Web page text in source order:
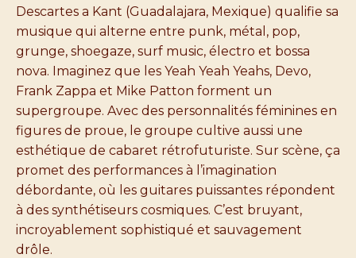
Descartes a Kant (Guadalajara, Mexique) qualifie sa
musique qui alterne entre punk, métal, pop,
grunge, shoegaze, surf music, électro et bossa
nova. Imaginez que les Yeah Yeah Yeahs, Devo,
Frank Zappa et Mike Patton forment un
supergroupe. Avec des personnalités féminines en
figures de proue, le groupe cultive aussi une
esthétique de cabaret rétrofuturiste. Sur scène, ça
promet des performances à l’imagination
débordante, où les guitares puissantes répondent
à des synthétiseurs cosmiques. C’est bruyant,
incroyablement sophistiqué et sauvagement
drôle.